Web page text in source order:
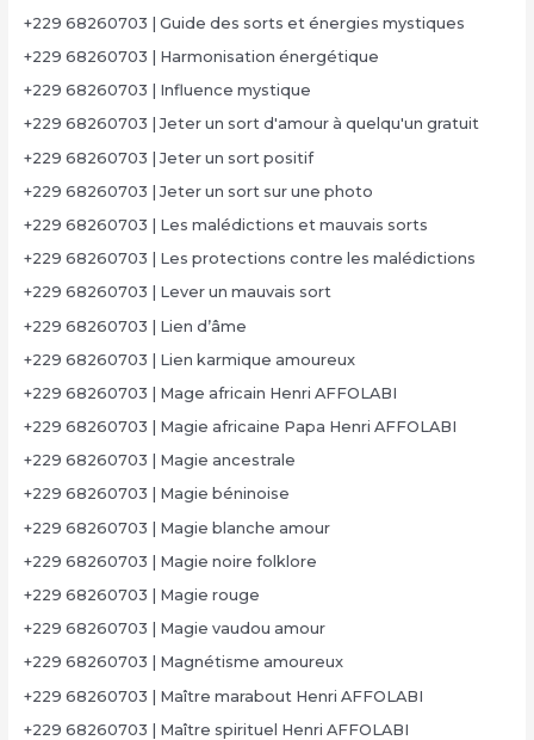
+229 68260703 | Guide des sorts et énergies mystiques
+229 68260703 | Harmonisation énergétique
+229 68260703 | Influence mystique
+229 68260703 | Jeter un sort d'amour à quelqu'un gratuit
+229 68260703 | Jeter un sort positif
+229 68260703 | Jeter un sort sur une photo
+229 68260703 | Les malédictions et mauvais sorts
+229 68260703 | Les protections contre les malédictions
+229 68260703 | Lever un mauvais sort
+229 68260703 | Lien d’âme
+229 68260703 | Lien karmique amoureux
+229 68260703 | Mage africain Henri AFFOLABI
+229 68260703 | Magie africaine Papa Henri AFFOLABI
+229 68260703 | Magie ancestrale
+229 68260703 | Magie béninoise
+229 68260703 | Magie blanche amour
+229 68260703 | Magie noire folklore
+229 68260703 | Magie rouge
+229 68260703 | Magie vaudou amour
+229 68260703 | Magnétisme amoureux
+229 68260703 | Maître marabout Henri AFFOLABI
+229 68260703 | Maître spirituel Henri AFFOLABI